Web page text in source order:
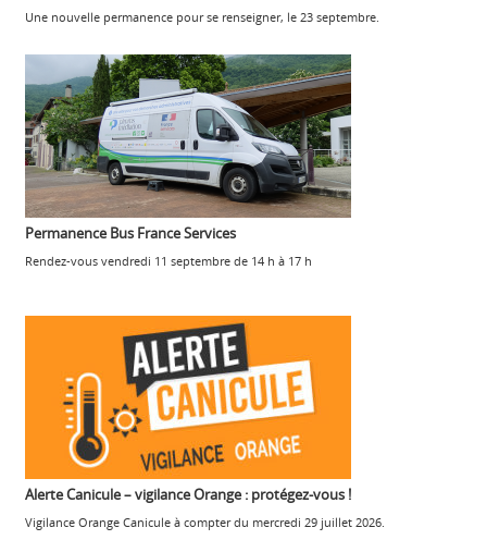
Une nouvelle permanence pour se renseigner, le 23 septembre.
Permanence Bus France Services
Rendez-vous vendredi 11 septembre de 14 h à 17 h
Alerte Canicule – vigilance Orange : protégez-vous !
Vigilance Orange Canicule à compter du mercredi 29 juillet 2026.